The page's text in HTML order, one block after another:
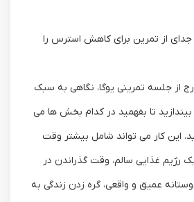
از تمرین برای کاهش استرس را
از جلسه تمرینی یوگا، نگاهی به سبک
تا بفهمید در کدام بخش ها می
این کار می تواند شامل بیشتر وقت
رژیم غذایی سالم، وقت گذراندن در
عمیق و واقعی، گره زدن زندگی به